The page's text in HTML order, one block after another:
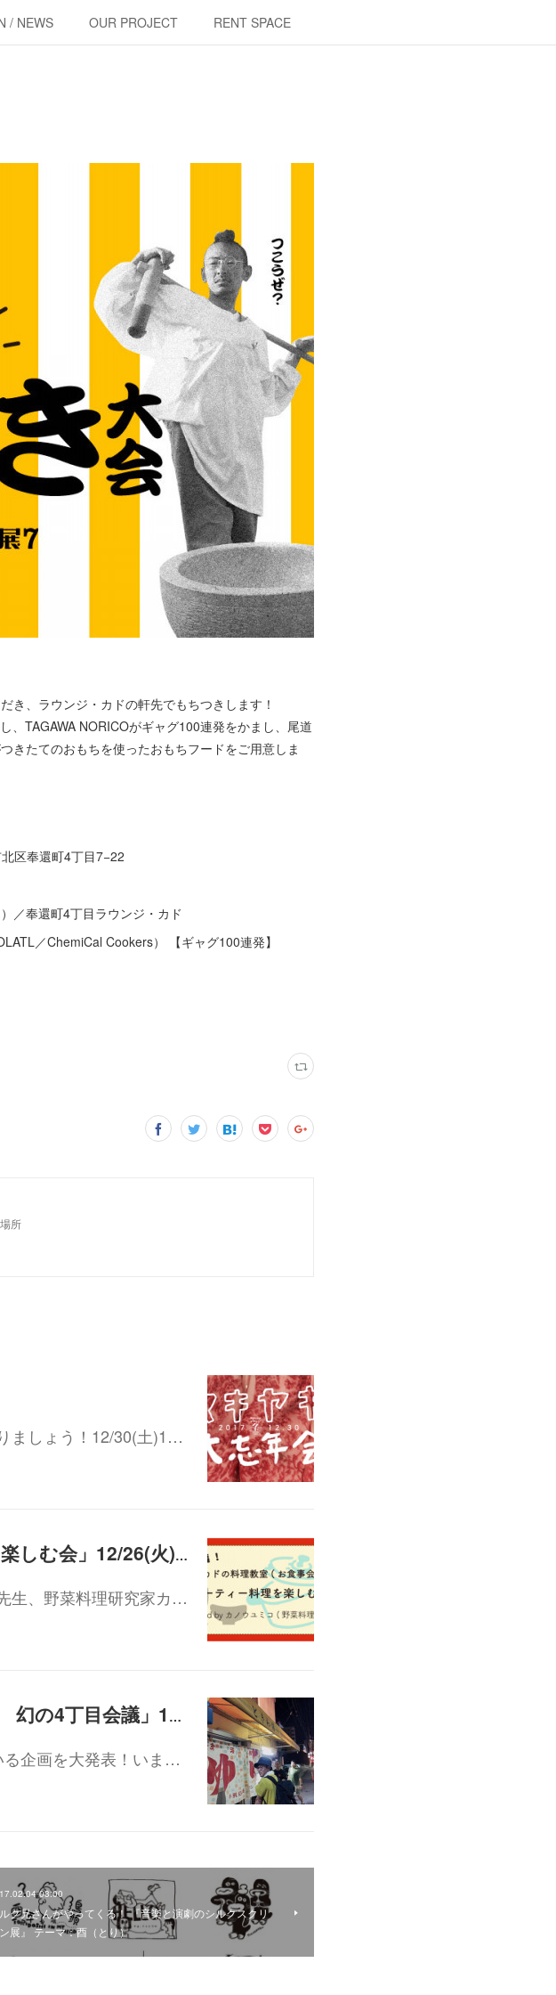
/ NEWS OUR PROJECT RENT SPACE
き、ラウンジ・カドの軒先でもちつきします！
、TAGAWA NORICOがギャグ100連発をかまし、尾道
きたてのおもちを使ったおもちフードをご用意しま
区奉還町4丁目7−22
／奉還町4丁目ラウンジ・カド
／ChemiCal Cookers） 【ギャグ100連発】
所
ましょう！12/30(土)1…
カドの料理教室（番外編）「パーティー料理を楽しむ会」12/26(火)19:00-21:30
生、野菜料理研究家カ…
NAWATE PROJECT 夜の茶話会vol.6 「奉還町 幻の4丁目会議」12/19(火)19:30-21:00
る企画を大発表！いま…
03:00
ク兄さんがやってくる！ 『音楽と演劇のシルクスクリ
展』 テーマ：酉（とり）